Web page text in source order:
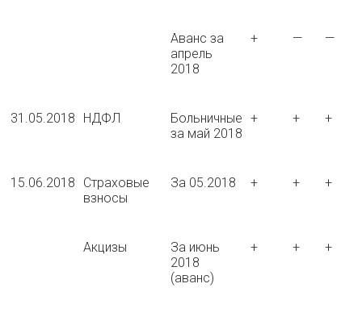
Аванс за
апрель
2018
+ — —
31.05.2018 НДФЛ
Больничные
за май 2018
+ + +
15.06.2018
Страховые
взносы
За 05.2018 + + +
Акцизы
За июнь
2018
(аванс)
+ + +